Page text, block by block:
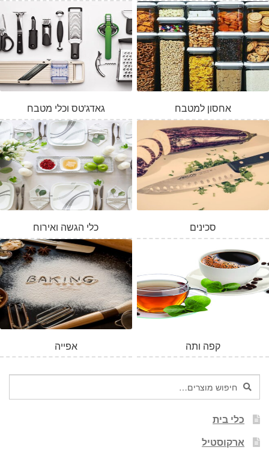
גאדג'טס וכלי מטבח אחסון למטבח
כלי הגשה ואירוח סכינים
אפייה קפה ותה
חיפוש
עבור:
חיפוש
כלי בית
ארקוסטיל